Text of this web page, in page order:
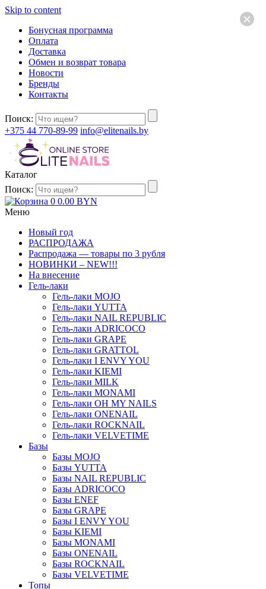
Skip to content
Бонусная программа
Оплата
Доставка
Обмен и возврат товара
Новости
Бренды
Контакты
Поиск:
+375 44 770-89-99 info@elitenails.by
Каталог
Поиск:
0 0.00 BYN
Меню
Новый год
РАСПРОДАЖА
Распродажа — товары по 3 рубля
НОВИНКИ – NEW!!!
На внесение
Гель-лаки
Гель-лаки MOJO
Гель-лаки YUTTA
Гель-лаки NAIL REPUBLIC
Гель-лаки ADRICOCO
Гель-лаки GRAPE
Гель-лаки GRATTOL
Гель-лаки I ENVY YOU
Гель-лаки KIEMI
Гель-лаки MILK
Гель-лаки MONAMI
Гель-лаки OH MY NAILS
Гель-лаки ONENAIL
Гель-лаки ROCKNAIL
Гель-лаки VELVETIME
Базы
Базы MOJO
Базы YUTTA
Базы NAIL REPUBLIC
Базы ADRICOCO
Базы ENEF
Базы GRAPE
Базы I ENVY YOU
Базы KIEMI
Базы MONAMI
Базы ONENAIL
Базы ROCKNAIL
Базы VELVETIME
Топы
×